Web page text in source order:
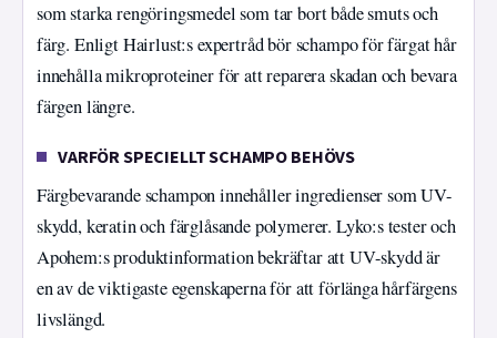
som starka rengöringsmedel som tar bort både smuts och
färg. Enligt Hairlust:s expertråd bör schampo för färgat hår
innehålla mikroproteiner för att reparera skadan och bevara
färgen längre.
VARFÖR SPECIELLT SCHAMPO BEHÖVS
Färgbevarande schampon innehåller ingredienser som UV-
skydd, keratin och färglåsande polymerer. Lyko:s tester och
Apohem:s produktinformation bekräftar att UV-skydd är
en av de viktigaste egenskaperna för att förlänga hårfärgens
livslängd.